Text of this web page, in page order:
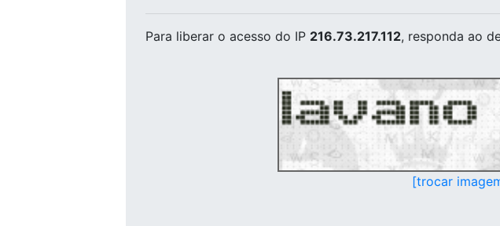
Para liberar o acesso do IP 216.73.217.112, responda ao
[trocar